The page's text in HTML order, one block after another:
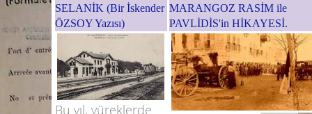
SELANİK (Bir İskender
ÖZSOY Yazısı)
MARANGOZ RASİM ile
PAVLİDİS'in HİKAYESİ.
Bu yıl, yüreklerde